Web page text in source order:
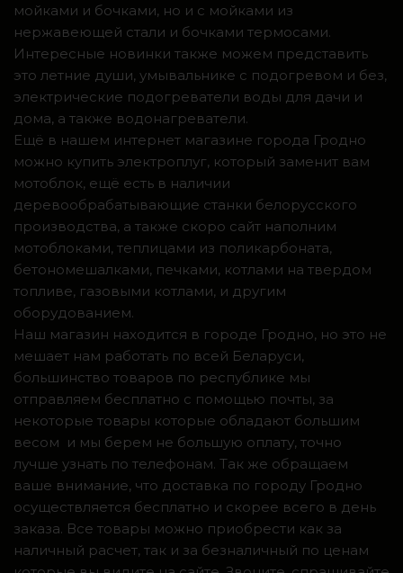
мойками и бочками, но и с мойками из
нержавеющей стали и бочками термосами.
Интересные новинки также можем представить
это летние души, умывальнике с подогревом и без,
электрические подогреватели воды для дачи и
дома, а также водонагреватели.
Ещё в нашем интернет магазине города Гродно
можно купить электроплуг, который заменит вам
мотоблок, ещё есть в наличии
деревообрабатывающие станки белорусского
производства, а также скоро сайт наполним
мотоблоками, теплицами из поликарбоната,
бетономешалками, печками, котлами на твердом
топливе, газовыми котлами, и другим
оборудованием.
Наш магазин находится в городе Гродно, но это не
мешает нам работать по всей Беларуси,
большинство товаров по республике мы
отправляем бесплатно с помощью почты, за
некоторые товары которые обладают большим
весом и мы берем не большую оплату, точно
лучше узнать по телефонам. Так же обращаем
ваше внимание, что доставка по городу Гродно
осуществляется бесплатно и скорее всего в день
заказа. Все товары можно приобрести как за
наличный расчет, так и за безналичный по ценам